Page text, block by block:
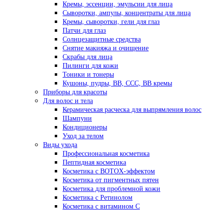
Кремы, эссенции, эмульсии для лица
Сыворотки, ампулы, концентраты для лица
Кремы, сыворотки, гели для глаз
Патчи для глаз
Солнцезащитные средства
Снятие макияжа и очищение
Скрабы для лица
Пилинги для кожи
Тоники и тонеры
Кушоны, пудры, ВВ, ССС, ВВ кремы
Приборы для красоты
Для волос и тела
Керамическая расческа для выпрямления волос
Шампуни
Кондиционеры
Уход за телом
Виды ухода
Профессиональная косметика
Пептидная косметика
Косметика с BOTOX-эффектом
Косметика от пигментных пятен
Косметика для проблемной кожи
Косметика с Ретинолом
Косметика с витамином С